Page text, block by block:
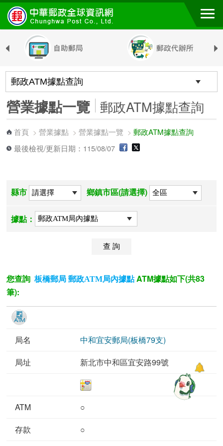
跳到主要內容區塊
營業據點一覽 郵政ATM據點查詢
首頁 >營業據點 >營業據點一覽 >郵政ATM據點查詢
最後檢視/更新日期：115/08/07
縣市 鄉鎮市區(請選擇)
據點：
您查詢 板橋郵局 郵政ATM局內據點 ATM據點如下(共83
筆):
中和宜安郵局(板橋79支)
新北市中和區宜安路99號
○
○